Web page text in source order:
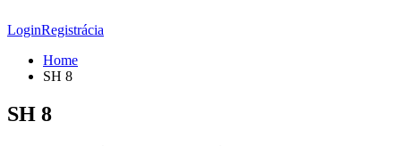
LoginRegistrácia
Home
SH 8
SH 8